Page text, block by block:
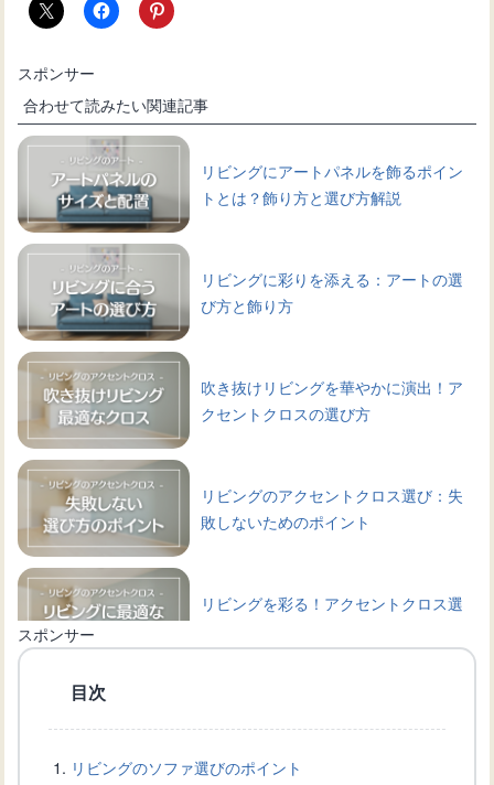
スポンサー
合わせて読みたい関連記事
リビングにアートパネルを飾るポイン
トとは？飾り方と選び方解説
リビングに彩りを添える：アートの選
び方と飾り方
吹き抜けリビングを華やかに演出！ア
クセントクロスの選び方
リビングのアクセントクロス選び：失
敗しないためのポイント
リビングを彩る！アクセントクロス選
インアイデア
スポンサー
目次
リビングのソファ選びのポイント